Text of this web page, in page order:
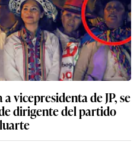
vicepresidenta de JP, se
dirigente del partido